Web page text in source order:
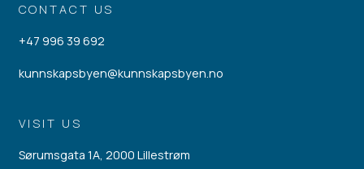
CONTACT US
+47 996 39 692
kunnskapsbyen@kunnskapsbyen.no
VISIT US
Sørumsgata 1A, 2000 Lillestrøm